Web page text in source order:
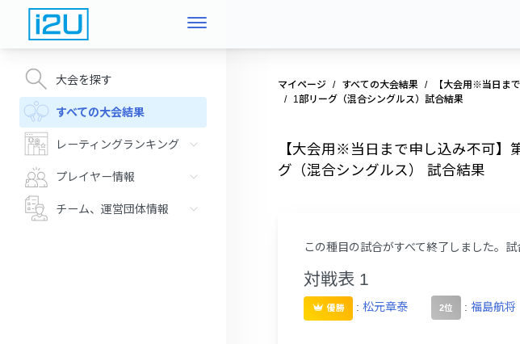
大会を探す
すべての大会結果
レーティングランキング
プレイヤー情報
チーム、運営団体情報
マイページ すべての大会結果
【大会用※当日ま
1部リーグ（混合シングルス）試合結果
【大会用※当日まで申し込み不可
グ（混合シングルス） 試合結果
この種目の試合がすべて終了しました。試
対戦表 1
優勝 : 松元章泰 2位 : 福島航将